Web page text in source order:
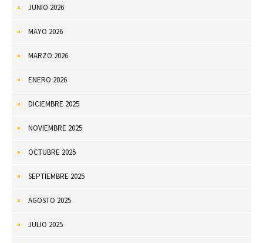
JUNIO 2026
MAYO 2026
MARZO 2026
ENERO 2026
DICIEMBRE 2025
NOVIEMBRE 2025
OCTUBRE 2025
SEPTIEMBRE 2025
AGOSTO 2025
JULIO 2025